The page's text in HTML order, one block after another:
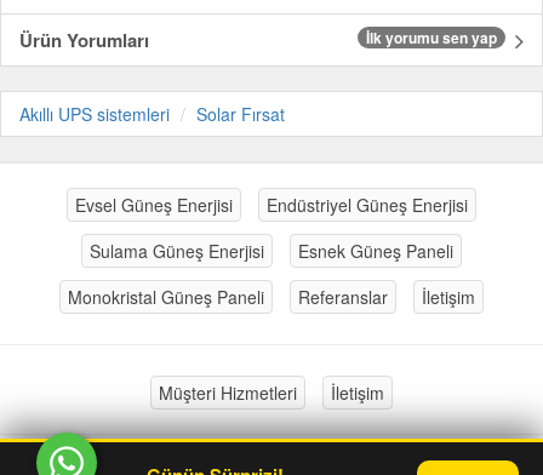
Ürün Yorumları
İlk yorumu sen yap
Akıllı UPS sistemleri Solar Fırsat
Evsel Güneş Enerjisi
Endüstriyel Güneş Enerjisi
Sulama Güneş Enerjisi
Esnek Güneş Paneli
Monokristal Güneş Paneli
Referanslar İletişim
Müşteri Hizmetleri İletişim